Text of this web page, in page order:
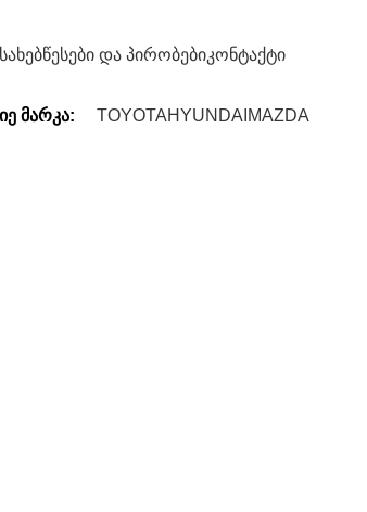
წესები და პირობებიკონტაქტი
მარკა: TOYOTAHYUNDAI MAZDA